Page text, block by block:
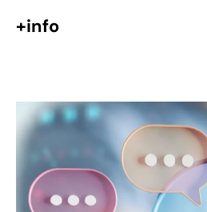
+info